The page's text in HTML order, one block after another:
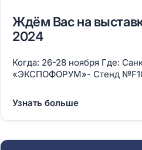
Ждём Вас на
2024
Когда: 26-28 ноября Где:
«ЭКСПОФОРУМ»- Стенд
Узнать больше